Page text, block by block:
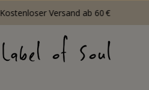
Kostenloser Versand ab 60 €